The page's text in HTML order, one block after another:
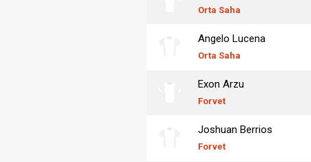
Orta Saha
Angelo Lucena
Orta Saha
Exon Arzu
Forvet
Joshuan Berrios
Forvet